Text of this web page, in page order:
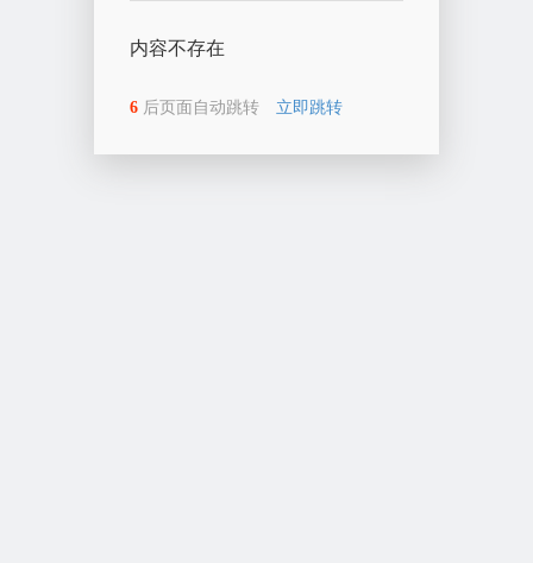
内容不存在
6 后页面自动跳转 立即跳转